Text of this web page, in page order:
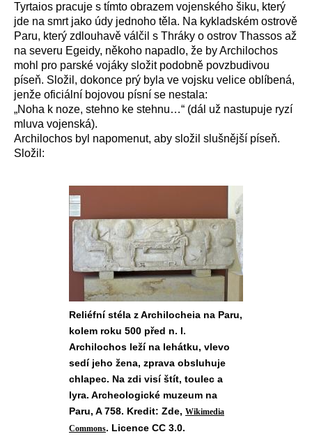
Tyrtaios pracuje s tímto obrazem vojenského šiku, který
jde na smrt jako údy jednoho těla. Na kykladském ostrově
Paru, který zdlouhavě válčil s Thráky o ostrov Thassos až
na severu Egeidy, někoho napadlo, že by Archilochos
mohl pro parské vojáky složit podobně povzbudivou
píseň. Složil, dokonce prý byla ve vojsku velice oblíbená,
jenže oficiální bojovou písní se nestala:
„Noha k noze, stehno ke stehnu…“ (dál už nastupuje ryzí
mluva vojenská).
Archilochos byl napomenut, aby složil slušnější píseň.
Složil:
Reliéfní stéla z Archilocheia na Paru,
kolem roku 500 před n. l.
Archilochos leží na lehátku, vlevo
sedí jeho žena, zprava obsluhuje
chlapec. Na zdi visí štít, toulec a
lyra. Archeologické muzeum na
Paru, A 758. Kredit: Zde, Wikimedia
Commons. Licence CC 3.0.